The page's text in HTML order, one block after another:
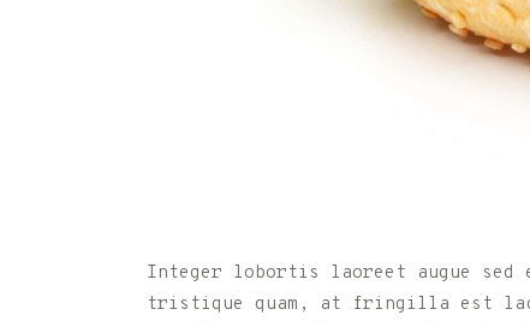
Integer lobortis laoreet augue sed
tristique quam, at fringilla est